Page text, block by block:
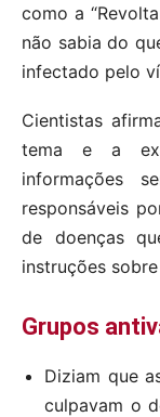
como a
não sabia do
infectado pelo
Cientistas
tema e a
informações
responsáveis
de doenças
instruções
Grupos
Diziam que
culpavam o